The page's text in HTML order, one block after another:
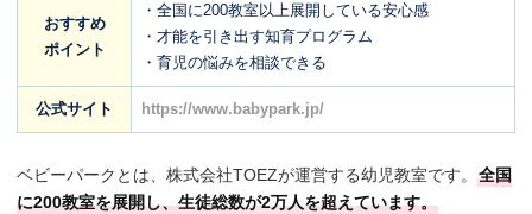
おすすめ
ポイント
・全国に200教室以上展開している安心感
・才能を引き出す知育プログラム
・育児の悩みを相談できる
公式サイト https://www.babypark.jp/
ベビーパークとは、株式会社TOEZが運営する幼児教室です。 全国
に200教室を展開し、生徒総数が2万人を超えています。